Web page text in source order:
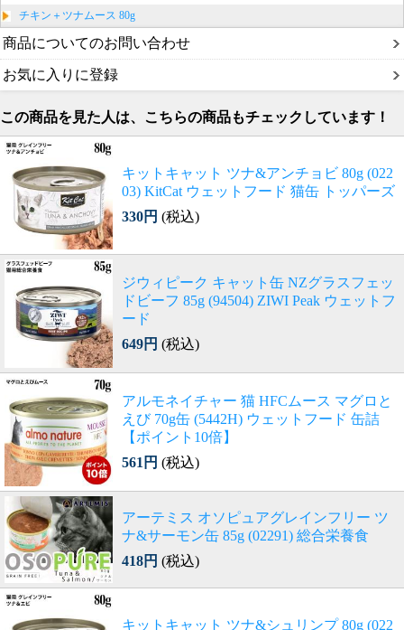
チキン＋ツナムース 80g
商品についてのお問い合わせ
お気に入りに登録
この商品を見た人は、こちらの商品もチェックしています！
キットキャット ツナ&アンチョビ 80g (022
03) KitCat ウェットフード 猫缶 トッパーズ
330円 (税込)
ジウィピーク キャット缶 NZグラスフェッ
ドビーフ 85g (94504) ZIWI Peak ウェットフ
ード
649円 (税込)
アルモネイチャー 猫 HFCムース マグロと
えび 70g缶 (5442H) ウェットフード 缶詰
【ポイント10倍】
561円 (税込)
アーテミス オソピュアグレインフリー ツ
ナ&サーモン缶 85g (02291) 総合栄養食
418円 (税込)
キットキャット ツナ&シュリンプ 80g (022